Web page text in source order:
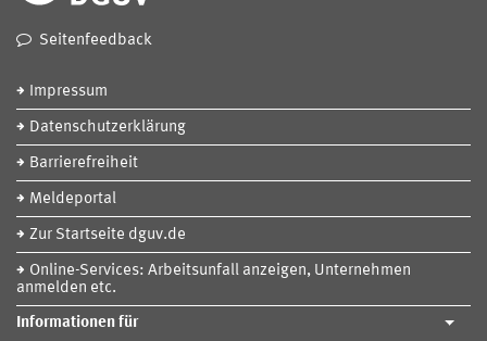
Seitenfeedback
Impressum
Datenschutzerklärung
Barrierefreiheit
Meldeportal
Zur Startseite dguv.de
Online-Services: Arbeitsunfall anzeigen, Unternehmen
anmelden etc.
Informationen für